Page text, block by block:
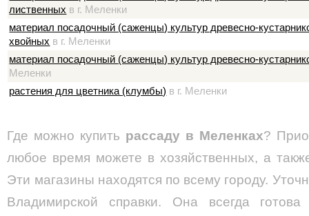
лиственных в г. Меленки
материал посадочный (саженцы) культур древесно-
хвойных в г. Меленки
материал посадочный (саженцы) культур древесно-
Меленки
растения для цветника (клумбы) в г. Меленки
Где можно купить рассаду в Меленках?
любое время можете в хозяйственных, а
Эти магазины находятся по всему городу.
Владимирской справки. Она всегда готова